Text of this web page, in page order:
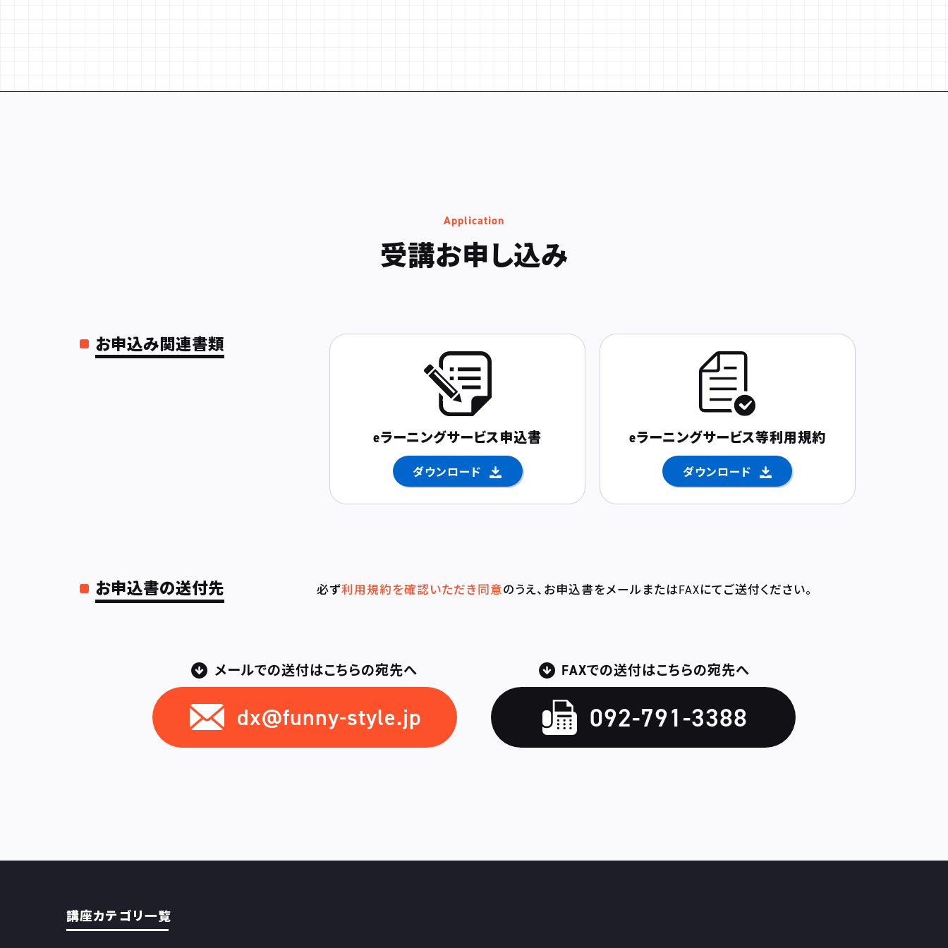
Application
受講お申し込み
お申込み関連書類
eラーニングサービス申込書
ダウンロード
eラーニングサービス等利用規約
ダウンロード
お申込書の送付先 必ず利用規約を確認いただき同意のうえ、 お申込書をメールまたはFAXにてご送付ください。
メールでの送付はこちらの宛先へ
dx@funny-style.jp
FAXでの送付はこちらの宛先へ
092-791-3388
講座カテゴリ一覧